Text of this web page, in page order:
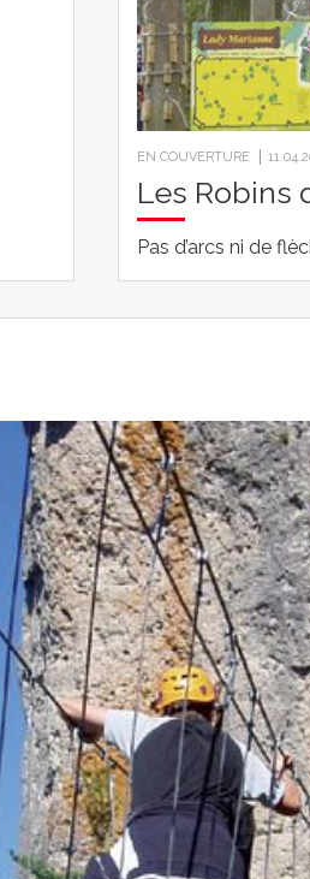
EN COUVERTURE
Les Robins
Pas d’arcs ni de